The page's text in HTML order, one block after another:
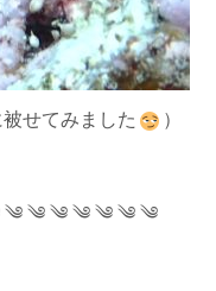
せてみました ）
༄ ༄ ༄ ༄ ༄ ༄